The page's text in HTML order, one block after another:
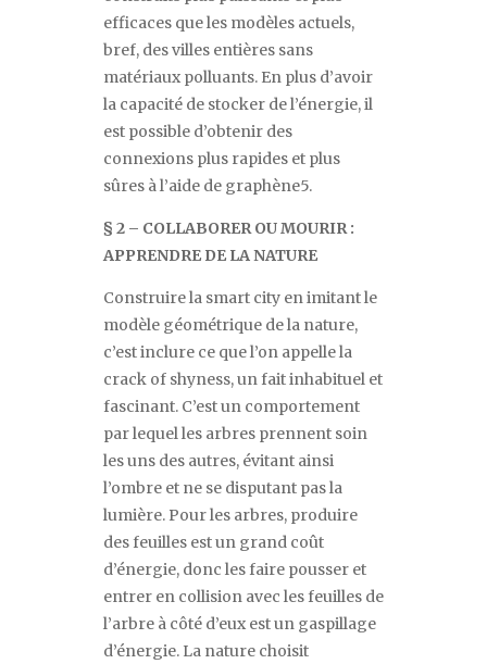
efficaces que les modèles actuels,
bref, des villes entières sans
matériaux polluants. En plus d’avoir
la capacité de stocker de l’énergie, il
est possible d’obtenir des
connexions plus rapides et plus
sûres à l’aide de graphène5.
§ 2 – COLLABORER OU MOURIR :
APPRENDRE DE LA NATURE
Construire la smart city en imitant le
modèle géométrique de la nature,
c’est inclure ce que l’on appelle la
crack of shyness, un fait inhabituel et
fascinant. C’est un comportement
par lequel les arbres prennent soin
les uns des autres, évitant ainsi
l’ombre et ne se disputant pas la
lumière. Pour les arbres, produire
des feuilles est un grand coût
d’énergie, donc les faire pousser et
entrer en collision avec les feuilles de
l’arbre à côté d’eux est un gaspillage
d’énergie. La nature choisit